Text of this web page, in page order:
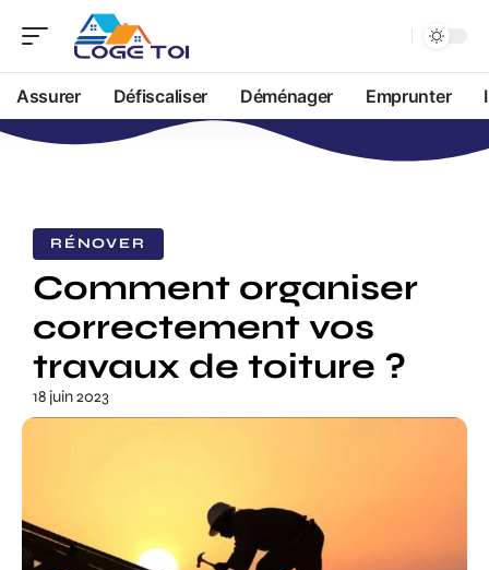
Assurer Défiscaliser Déménager Emprunter
RÉNOVER
Comment organiser
correctement vos
travaux de toiture ?
18 juin 2023